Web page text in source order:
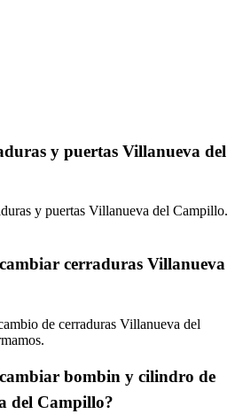
y puertas Villanueva del
y puertas Villanueva del Campillo.
cerraduras Villanueva
de cerraduras Villanueva del
bombin y cilindro de
del Campillo?